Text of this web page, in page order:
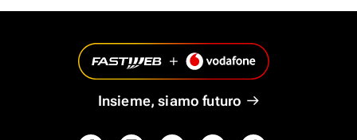
Insieme, siamo futuro